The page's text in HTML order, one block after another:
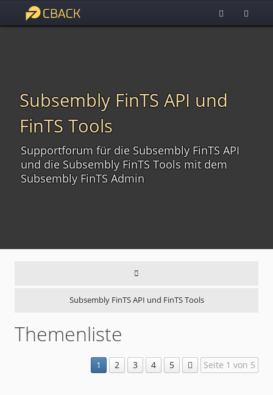
Subsembly FinTS API und
FinTS Tools
Supportforum für die Subsembly FinTS API
und die Subsembly FinTS Tools mit dem
Subsembly FinTS Admin
Subsembly FinTS API und FinTS Tools
Themenliste
1 2 3 4 5 Seite 1 von 5